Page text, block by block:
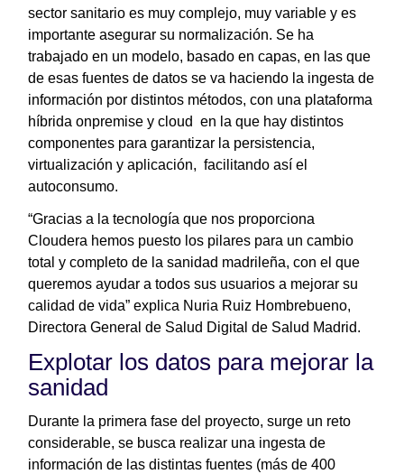
sector sanitario es muy complejo, muy variable y es
importante asegurar su normalización. Se ha
trabajado en un modelo, basado en capas, en las que
de esas fuentes de datos se va haciendo la ingesta de
información por distintos métodos, con una plataforma
híbrida onpremise y cloud en la que hay distintos
componentes para garantizar la persistencia,
virtualización y aplicación, facilitando así el
autoconsumo.
“Gracias a la tecnología que nos proporciona
Cloudera hemos puesto los pilares para un cambio
total y completo de la sanidad madrileña, con el que
queremos ayudar a todos sus usuarios a mejorar su
calidad de vida” explica Nuria Ruiz Hombrebueno,
Directora General de Salud Digital de Salud Madrid.
Explotar los datos para mejorar la
sanidad
Durante la primera fase del proyecto, surge un reto
considerable, se busca realizar una ingesta de
información de las distintas fuentes (más de 400